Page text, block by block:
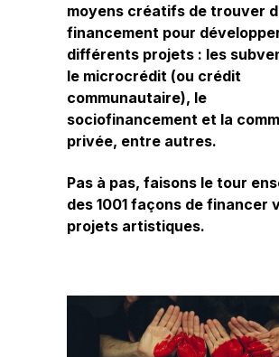
moyens créatifs de trouver
financement pour
différents projets : les
le microcrédit (ou crédit
communautaire), le
sociofinancement et la
privée, entre autres.
Pas à pas, faisons le tour
des 1001 façons de financer
projets artistiques.